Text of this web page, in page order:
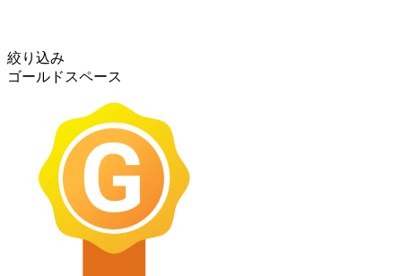
絞り込み
ゴールドスペース